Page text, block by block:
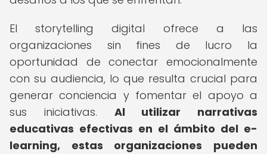
El storytelling digital ofrece a las
organizaciones sin fines de lucro la
oportunidad de conectar emocionalmente
con su audiencia, lo que resulta crucial para
generar conciencia y fomentar el apoyo a
sus iniciativas. Al utilizar narrativas
educativas efectivas en el ámbito del e-
learning, estas organizaciones pueden